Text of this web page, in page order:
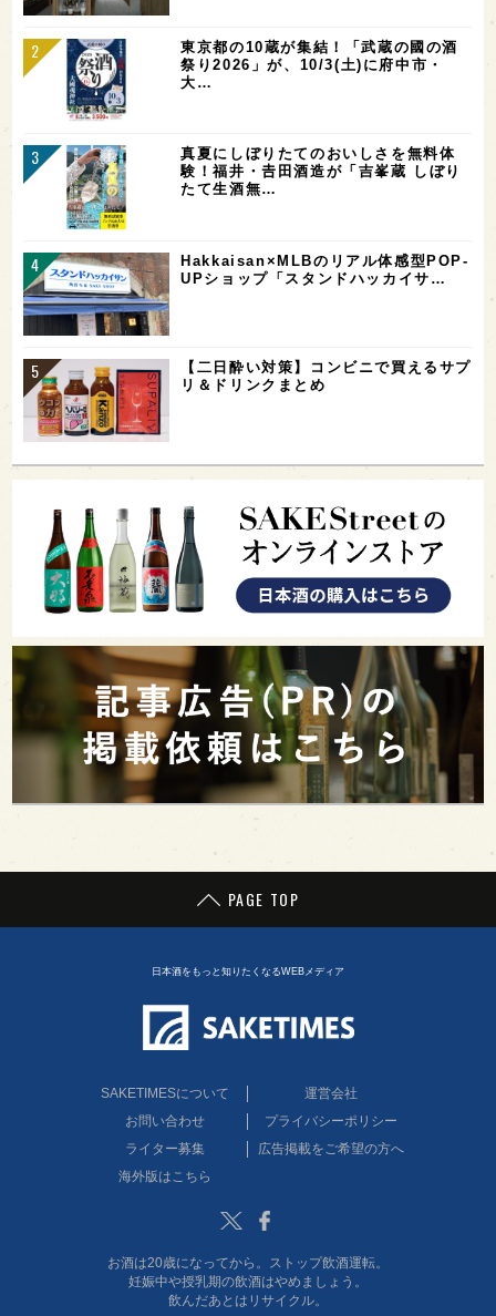
東京都の10蔵が集結！「武蔵の國の酒
祭り2026」が、10/3(土)に府中市・
大…
真夏にしぼりたてのおいしさを無料体
験！福井・𠮷田酒造が「吉峯蔵 しぼり
たて生酒無…
Hakkaisan×MLBのリアル体感型POP-
UPショップ「スタンドハッカイサ…
【二日酔い対策】コンビニで買えるサプ
リ＆ドリンクまとめ
PAGE TOP
日本酒をもっと知りたくなるWEBメディア
SAKETIMESについて
運営会社
お問い合わせ
プライバシーポリシー
ライター募集
広告掲載をご希望の方へ
海外版はこちら
Twitter
お酒は20歳になってから。ストップ飲酒運転。
妊娠中や授乳期の飲酒はやめましょう。
飲んだあとはリサイクル。